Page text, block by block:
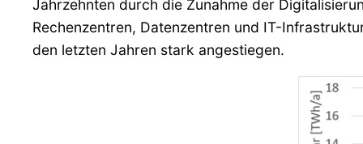
Jahrzehnten durch die Zunahme der
Rechenzentren, Datenzentren und IT-
den letzten Jahren stark angestiegen.